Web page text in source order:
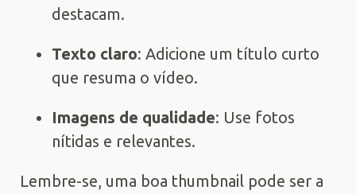
destacam.
Texto claro: Adicione um título curto
que resuma o vídeo.
Imagens de qualidade: Use fotos
nítidas e relevantes.
Lembre-se, uma boa thumbnail pode ser a